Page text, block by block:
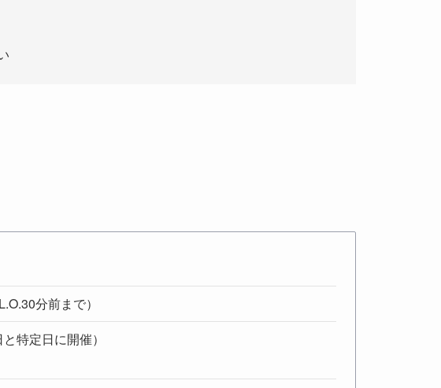
分前まで）
特定日に開催）